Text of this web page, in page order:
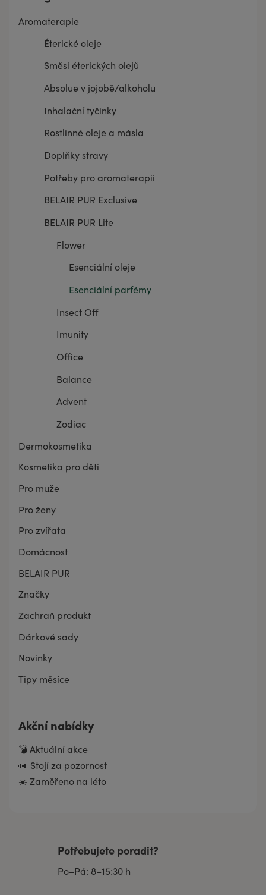
Aromaterapie
Éterické oleje
Směsi éterických olejů
Absolue v jojobě/alkoholu
Inhalační tyčinky
Rostlinné oleje a másla
Doplňky stravy
Potřeby pro aromaterapii
BELAIR PUR Exclusive
BELAIR PUR Lite
Flower
Esenciální oleje
Esenciální parfémy
Insect Off
Imunity
Office
Balance
Advent
Zodiac
Dermokosmetika
Kosmetika pro děti
Pro muže
Pro ženy
Pro zvířata
Domácnost
BELAIR PUR
Značky
Zachraň produkt
Dárkové sady
Novinky
Tipy měsíce
Akční nabídky
💣 Aktuální akce
👀 Stojí za pozornost
☀️ Zaměřeno na léto
Potřebujete poradit?
Po–Pá: 8–15:30 h